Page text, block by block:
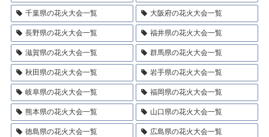
千葉県の花火大会一覧 大阪府の花火大会一覧
長野県の花火大会一覧 福井県の花火大会一覧
滋賀県の花火大会一覧 群馬県の花火大会一覧
秋田県の花火大会一覧 岩手県の花火大会一覧
岐阜県の花火大会一覧 福岡県の花火大会一覧
熊本県の花火大会一覧 山口県の花火大会一覧
徳島県の花火大会一覧 広島県の花火大会一覧